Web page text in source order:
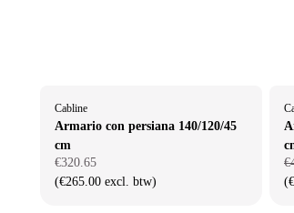
Cabline
Armario con persiana 140/120/45
cm
€320.65
(€265.00 excl. btw)